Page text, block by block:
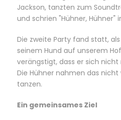
Jackson, tanzten zum
und schrien "Hühner, Hühner"
Die zweite Party fand statt,
seinem Hund auf unserem
verängstigt, dass er sich
Die Hühner nahmen das
tanzen.
Ein gemeinsames Ziel